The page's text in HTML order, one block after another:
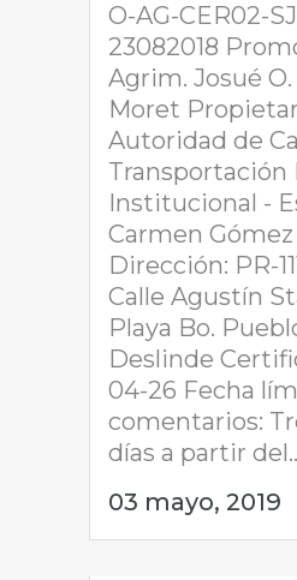
O-AG-CER02-
23082018
Agrim. Josué
Moret
Autoridad de
Transportación
Institucional -
Carmen Gómez
Dirección: PR-
Calle Agustín
Playa Bo.
Deslinde
04-26 Fecha
comentarios:
días a partir
03 mayo, 2019